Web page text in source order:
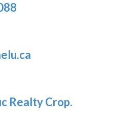
Realty Crop.